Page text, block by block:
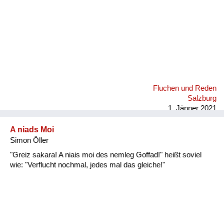
Fluchen und Reden
Salzburg
1. Jänner 2021
A niads Moi
Simon Öller
"Greiz sakara! A niais moi des nemleg Goffad!" heißt soviel
wie: "Verflucht nochmal, jedes mal das gleiche!"